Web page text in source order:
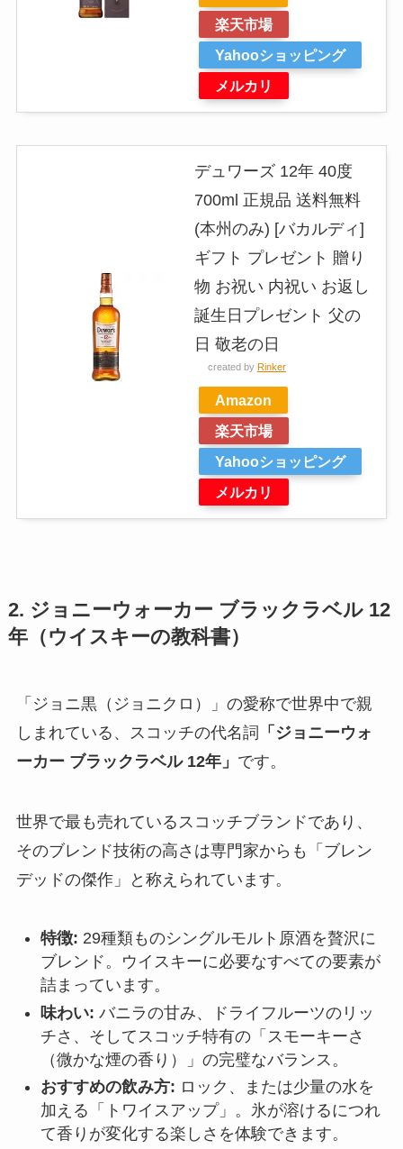
楽天市場
Yahooショッピング
メルカリ
デュワーズ 12年 40度
700ml 正規品 送料無料
(本州のみ) [バカルディ]
ギフト プレゼント 贈り
物 お祝い 内祝い お返し
誕生日プレゼント 父の
日 敬老の日
created by Rinker
Amazon
楽天市場
Yahooショッピング
メルカリ
2. ジョニーウォーカー ブラックラベル 12
年（ウイスキーの教科書）
「ジョニ黒（ジョニクロ）」の愛称で世界中で親
しまれている、スコッチの代名詞 「ジョニーウォ
ーカー ブラックラベル 12年」 です。
世界で最も売れているスコッチブランドであり、
そのブレンド技術の高さは専門家からも「ブレン
デッドの傑作」と称えられています。
特徴: 29種類ものシングルモルト原酒を贅沢に
ブレンド。ウイスキーに必要なすべての要素が
詰まっています。
味わい: バニラの甘み、ドライフルーツのリッ
チさ、そしてスコッチ特有の「スモーキーさ
（微かな煙の香り）」の完璧なバランス。
おすすめの飲み方: ロック、または少量の水を
加える「トワイスアップ」。氷が溶けるにつれ
て香りが変化する楽しさを体験できます。